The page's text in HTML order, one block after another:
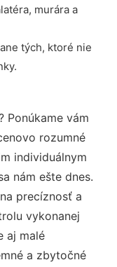
murára a
tých, ktoré nie
Ponúkame vám
rozumné
individuálnym
nám ešte dnes.
precíznosť a
vykonanej
aj malé
a zbytočné